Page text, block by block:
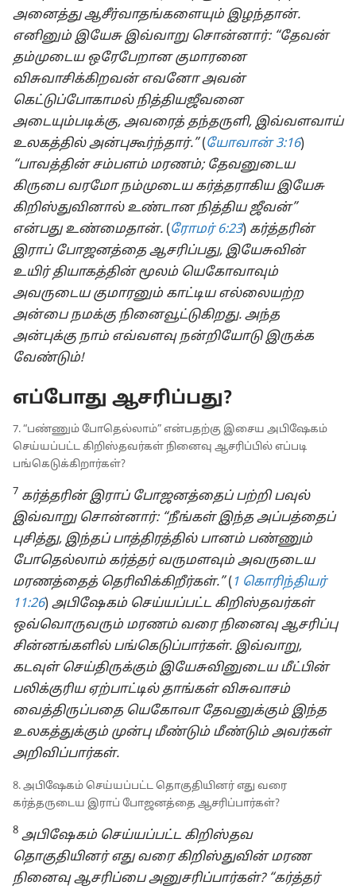
அனைத்து ஆசீர்வாதங்களையும் இழந்தான்.
எனினும் இயேசு இவ்வாறு சொன்னார்: “தேவன்
தம்முடைய ஒரேபேறான குமாரனை
விசுவாசிக்கிறவன் எவனோ அவன்
கெட்டுப்போகாமல் நித்தியஜீவனை
அடையும்படிக்கு, அவரைத் தந்தருளி, இவ்வளவாய்
உலகத்தில் அன்புகூர்ந்தார்.”(யோவான் 3:16)
“பாவத்தின் சம்பளம் மரணம்; தேவனுடைய
கிருபை வரமோ நம்முடைய கர்த்தராகிய இயேசு
கிறிஸ்துவினால் உண்டான நித்திய ஜீவன்”
என்பது உண்மைதான். (ரோமர் 6:23) கர்த்தரின்
இராப் போஜனத்தை ஆசரிப்பது, இயேசுவின்
உயிர் தியாகத்தின் மூலம் யெகோவாவும்
அவருடைய குமாரனும் காட்டிய எல்லையற்ற
அன்பை நமக்கு நினைவூட்டுகிறது. அந்த
அன்புக்கு நாம் எவ்வளவு நன்றியோடு இருக்க
வேண்டும்!
எப்போது ஆசரிப்பது?
7. “பண்ணும் போதெல்லாம்” என்பதற்கு இசைய அபிஷேகம்
செய்யப்பட்ட கிறிஸ்தவர்கள் நினைவு ஆசரிப்பில் எப்படி
பங்கெடுக்கிறார்கள்?
7 கர்த்தரின் இராப் போஜனத்தைப் பற்றி பவுல்
இவ்வாறு சொன்னார்: “நீங்கள் இந்த அப்பத்தைப்
புசித்து, இந்தப் பாத்திரத்தில் பானம் பண்ணும்
போதெல்லாம் கர்த்தர் வருமளவும் அவருடைய
மரணத்தைத் தெரிவிக்கிறீர்கள்.”( 1 கொரிந்தியர்
11:26) அபிஷேகம் செய்யப்பட்ட கிறிஸ்தவர்கள்
ஒவ்வொருவரும் மரணம் வரை நினைவு ஆசரிப்பு
சின்னங்களில் பங்கெடுப்பார்கள். இவ்வாறு,
கடவுள் செய்திருக்கும் இயேசுவினுடைய மீட்பின்
பலிக்குரிய ஏற்பாட்டில் தாங்கள் விசுவாசம்
வைத்திருப்பதை யெகோவா தேவனுக்கும் இந்த
உலகத்துக்கும் முன்பு மீண்டும் மீண்டும் அவர்கள்
அறிவிப்பார்கள்.
8. அபிஷேகம் செய்யப்பட்ட தொகுதியினர் எது வரை
கர்த்தருடைய இராப் போஜனத்தை ஆசரிப்பார்கள்?
8 அபிஷேகம் செய்யப்பட்ட கிறிஸ்தவ
தொகுதியினர் எது வரை கிறிஸ்துவின் மரண
நினைவு ஆசரிப்பை அனுசரிப்பார்கள்? “கர்த்தர்